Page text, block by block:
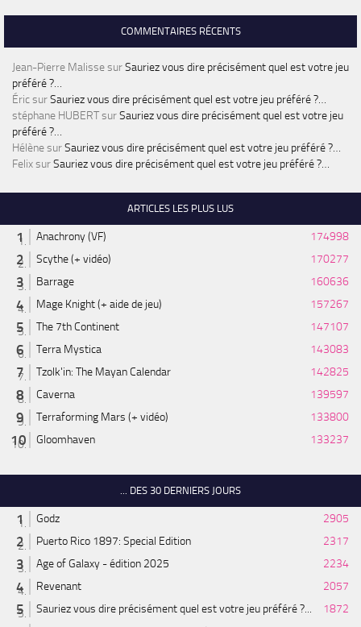
COMMENTAIRES RÉCENTS
Jean-Pierre MalissesurSauriez vous dire précisément quel est votre jeu
préféré ?…
ÉricsurSauriez vous dire précisément quel est votre jeu préféré ?…
stéphane HUBERTsurSauriez vous dire précisément quel est votre jeu
préféré ?…
HélènesurSauriez vous dire précisément quel est votre jeu préféré ?…
FelixsurSauriez vous dire précisément quel est votre jeu préféré ?…
ARTICLES LES PLUS LUS
Anachrony (VF)
174998
Scythe (+ vidéo)
170277
Barrage
160636
Mage Knight (+ aide de jeu)
157267
The 7th Continent
147107
Terra Mystica
143083
Tzolk'in: The Mayan Calendar
142825
Caverna
139597
Terraforming Mars (+ vidéo)
133800
Gloomhaven
133237
... DES 30 DERNIERS JOURS
Godz
2905
Puerto Rico 1897: Special Edition
2317
Age of Galaxy - édition 2025
2234
Revenant
2057
Sauriez vous dire précisément quel est votre jeu préféré ?...
1872